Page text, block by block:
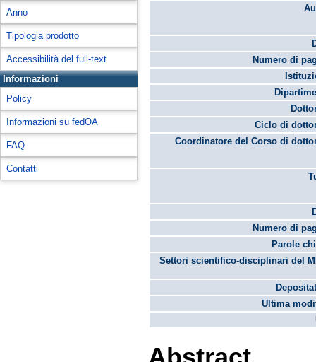
Anno
Tipologia prodotto
Accessibilità del full-text
Informazioni
Policy
Informazioni su fedOA
FAQ
Contatti
Numero di
Ciclo di
Coordinatore del Corso di
Numero di
Parole
Settori scientifico-disciplinari del
Ultima